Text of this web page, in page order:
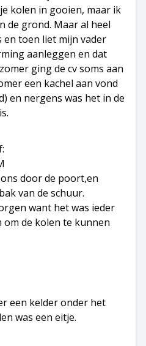
kolen in gooien, maar ik
de grond. Maar al heel
en toen liet mijn vader
aanleggen en dat
ging de cv soms aan
een kachel aan vond
en nergens was het in de
door de poort,en
van de schuur.
want het was ieder
de kolen te kunnen
een kelder onder het
was een eitje.